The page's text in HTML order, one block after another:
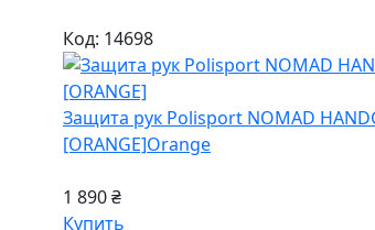
Код: 14698
Защита рук Polisport NOMAD
[ORANGE]Orange
1 890 ₴
Купить